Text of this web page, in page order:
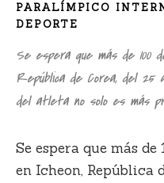
PARALÍMPICO
DEPORTE
Se espera que más de 100
República de Corea, del
del atleta no solo es más
Se espera que más
en Icheon, República